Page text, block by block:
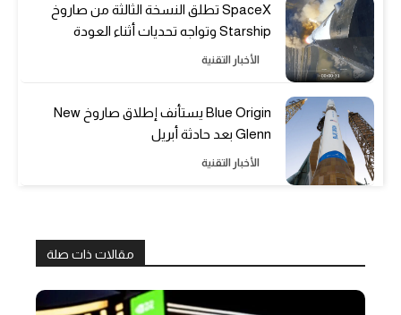
SpaceX تطلق النسخة الثالثة من صاروخ
Starship وتواجه تحديات أثناء العودة
الأخبار التقنية
Blue Origin يستأنف إطلاق صاروخ New
Glenn بعد حادثة أبريل
الأخبار التقنية
مقالات ذات صلة